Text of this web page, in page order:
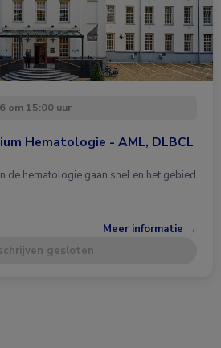
om 15:00 uur
Hematologie - AML, DLBCL
de hematologie gaan snel en het gebied
Meer informatie →
gesloten